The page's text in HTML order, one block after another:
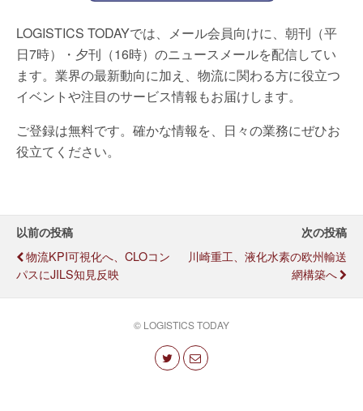
LOGISTICS TODAYでは、メール会員向けに、朝刊（平
日7時）・夕刊（16時）のニュースメールを配信してい
ます。業界の最新動向に加え、物流に関わる方に役立つ
イベントや注目のサービス情報もお届けします。
ご登録は無料です。確かな情報を、日々の業務にぜひお
役立てください。
以前の投稿
物流KPI可視化へ、CLOコン
パスにJILS知見反映
次の投稿
川崎重工、液化水素の欧州輸送
網構築へ
© LOGISTICS TODAY